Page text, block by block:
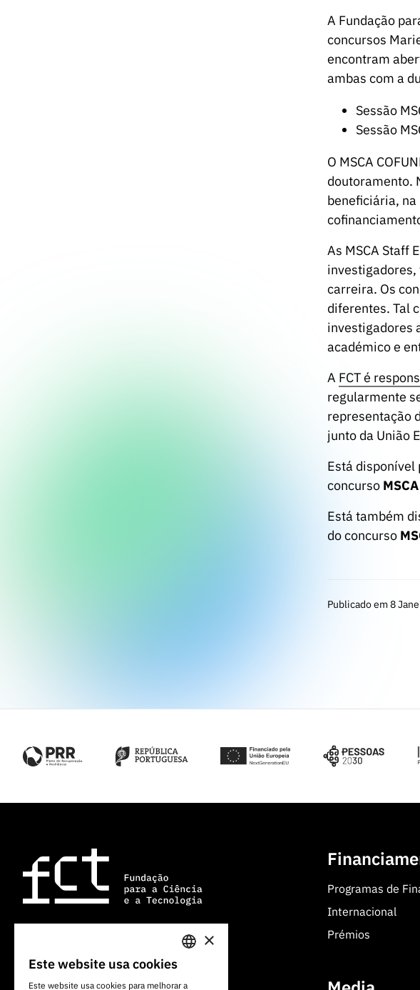
A Fundação
concursos
encontram
ambas com a
Sessão
Sessão
O MSCA
doutoramento.
beneficiária,
As MSCA Staff
carreira. Os
diferentes. Tal
investigadores
académico e
A FCT é
regularmente
representação
junto da União
Está disponível
concurso
Está também
do concurso
Publicado em 8
Av. do Brasil, 101
Programas de
Internacional
Prémios
PORTUGUESE
×
Este website usa cookies
Este website usa cookies para melhorar a